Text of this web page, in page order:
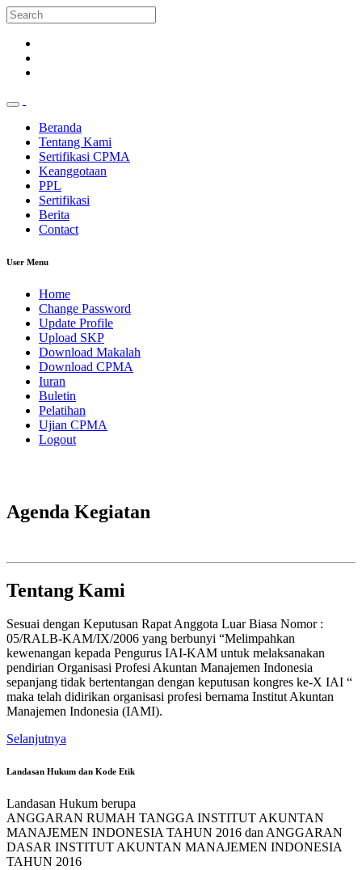
Beranda
Tentang Kami
Sertifikasi CPMA
Keanggotaan
PPL
Sertifikasi
Berita
Contact
User Menu
Home
Change Password
Update Profile
Upload SKP
Download Makalah
Download CPMA
Iuran
Buletin
Pelatihan
Ujian CPMA
Logout
Agenda Kegiatan
Tentang Kami
Sesuai dengan Keputusan Rapat Anggota Luar Biasa Nomor :
05/RALB-KAM/IX/2006 yang berbunyi “Melimpahkan
kewenangan kepada Pengurus IAI-KAM untuk melaksanakan
pendirian Organisasi Profesi Akuntan Manajemen Indonesia
sepanjang tidak bertentangan dengan keputusan kongres ke-X IAI “
maka telah didirikan organisasi profesi bernama Institut Akuntan
Manajemen Indonesia (IAMI).
Selanjutnya
Landasan Hukum dan Kode Etik
Landasan Hukum berupa
ANGGARAN RUMAH TANGGA INSTITUT AKUNTAN
MANAJEMEN INDONESIA TAHUN 2016 dan ANGGARAN
DASAR INSTITUT AKUNTAN MANAJEMEN INDONESIA
TAHUN 2016